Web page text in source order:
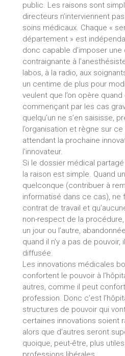
public. Les raisons sont
directeurs n’interviennent
soins médicaux. Chaque «
département » est
donc capable d’imposer une
contraignante à
labos, à la radio, aux
un centime de plus pour
veulent que l’on opère
commençant par les cas
quelqu’un ne s’en saisisse,
l’organisation et règne sur
attendant la prochaine
l'innovateur.
Si le dossier médical partagé
la raison est simple. Quand
quelconque (contribuer à
informatisé dans ce cas), ne
contrat de travail et
non-respect de la
un jour ou l’autre,
quand il n’y a pas de pouvoir,
diffusée.
Les innovations médicales
confortent le pouvoir à
autres, comme il peut
profession. Donc c’est
structures de pouvoir qui
certaines innovations soient
alors que d’autres seront
quoique, peut-être, plus